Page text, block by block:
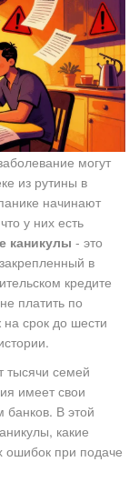
могут
из рутины в
начинают
у них есть
каникулы - это
в
кредите
платить по
срок до шести
тысячи семей
имеет свои
банков. В этой
какие
ошибок при подаче